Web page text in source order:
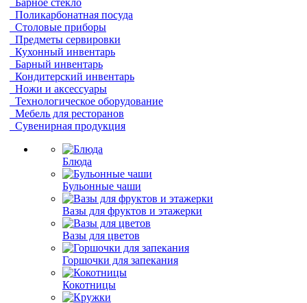
Барное стекло
Поликарбонатная посуда
Столовые приборы
Предметы сервировки
Кухонный инвентарь
Барный инвентарь
Кондитерский инвентарь
Ножи и аксессуары
Технологическое оборудование
Мебель для ресторанов
Сувенирная продукция
Блюда
Бульонные чаши
Вазы для фруктов и этажерки
Вазы для цветов
Горшочки для запекания
Кокотницы